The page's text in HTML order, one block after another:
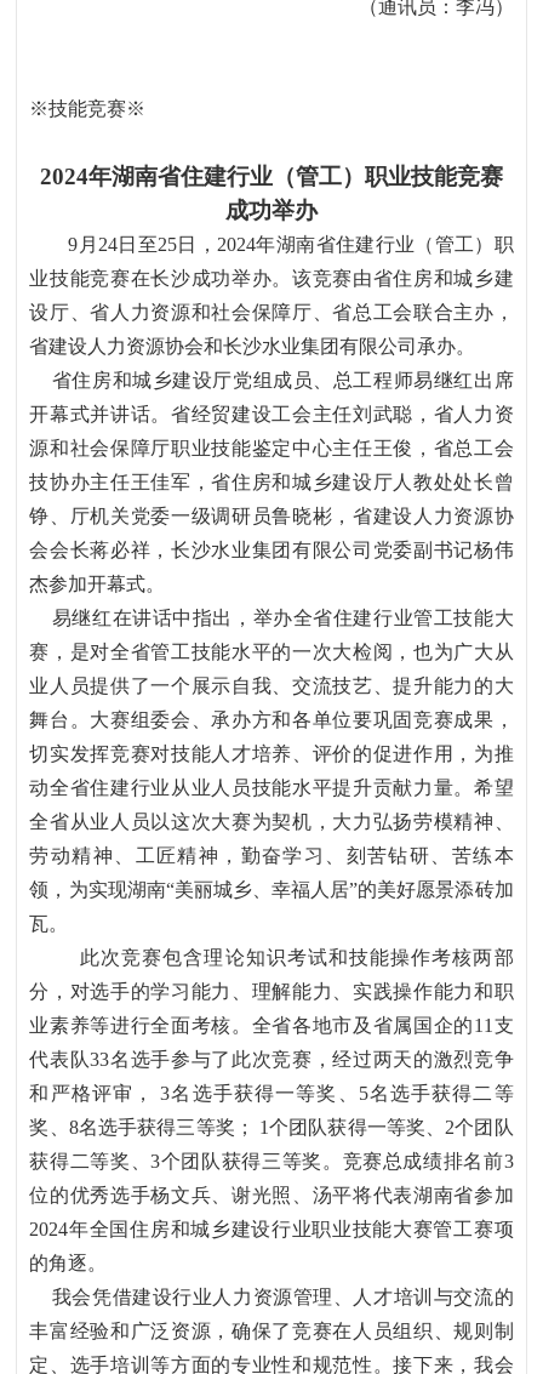
（通讯员：李冯）
※技能竞赛※
2024年湖南省住建行业（管工）职业技能竞赛
成功举办
9月24日至25日，2024年湖南省住建行业（管工）职
业技能竞赛在长沙成功举办。该竞赛由省住房和城乡建
设厅、省人力资源和社会保障厅、省总工会联合主办，
省建设人力资源协会和长沙水业集团有限公司承办。
省住房和城乡建设厅党组成员、总工程师易继红出席
开幕式并讲话。省经贸建设工会主任刘武聪，省人力资
源和社会保障厅职业技能鉴定中心主任王俊，省总工会
技协办主任王佳军，省住房和城乡建设厅人教处处长曾
铮、厅机关党委一级调研员鲁晓彬，省建设人力资源协
会会长蒋必祥，长沙水业集团有限公司党委副书记杨伟
杰参加开幕式。
易继红在讲话中指出，举办全省住建行业管工技能大
赛，是对全省管工技能水平的一次大检阅，也为广大从
业人员提供了一个展示自我、交流技艺、提升能力的大
舞台。大赛组委会、承办方和各单位要巩固竞赛成果，
切实发挥竞赛对技能人才培养、评价的促进作用，为推
动全省住建行业从业人员技能水平提升贡献力量。希望
全省从业人员以这次大赛为契机，大力弘扬劳模精神、
劳动精神、工匠精神，勤奋学习、刻苦钻研、苦练本
领，为实现湖南“美丽城乡、幸福人居”的美好愿景添砖加
瓦。
此次竞赛包含理论知识考试和技能操作考核两部
分，对选手的学习能力、理解能力、实践操作能力和职
业素养等进行全面考核。全省各地市及省属国企的11支
代表队33名选手参与了此次竞赛，经过两天的激烈竞争
和严格评审， 3名选手获得一等奖、5名选手获得二等
奖、8名选手获得三等奖； 1个团队获得一等奖、2个团队
获得二等奖、3个团队获得三等奖。竞赛总成绩排名前3
位的优秀选手杨文兵、谢光照、汤平将代表湖南省参加
2024年全国住房和城乡建设行业职业技能大赛管工赛项
的角逐。
我会凭借建设行业人力资源管理、人才培训与交流的
丰富经验和广泛资源，确保了竞赛在人员组织、规则制
定、选手培训等方面的专业性和规范性。接下来，我会